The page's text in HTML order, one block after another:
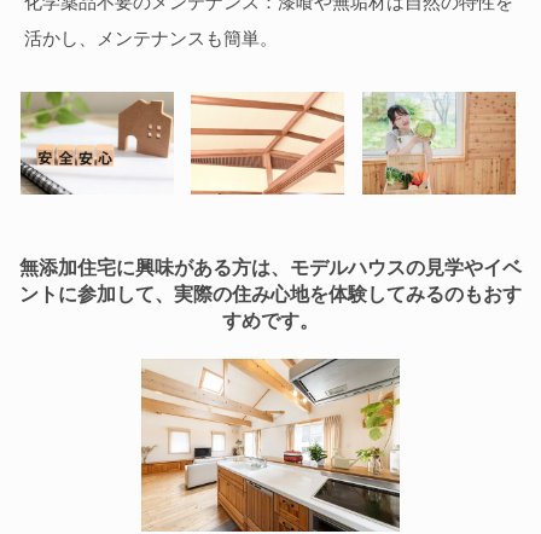
活かし、メンテナンスも簡単。
無添加住宅に興味がある方は、モデルハウスの見学やイベ
ントに参加して、実際の住み心地を体験してみるのもおす
すめです。